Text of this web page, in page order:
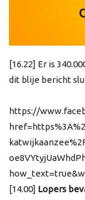
[16.22] Er is
dit blije bericht
https://
[14.00] Lopers